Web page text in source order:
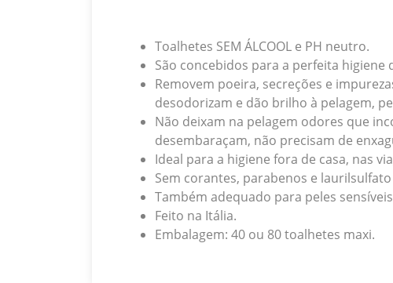
Toalhetes SEM ÁLCOOL e PH neutro.
São concebidos para a perfeita
Removem poeira, secreções e
desodorizam e dão brilho à pelagem,
Não deixam na pelagem odores que
desembaraçam, não precisam de
Ideal para a higiene fora de casa, nas
Sem corantes, parabenos e laurilsulfato
Também adequado para peles
Feito na Itália.
Embalagem: 40 ou 80 toalhetes maxi.